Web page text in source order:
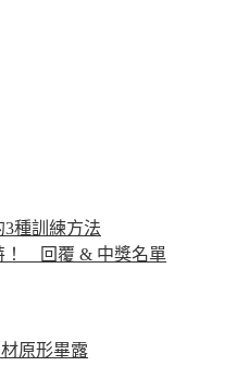
種訓練方法
！ 回覆 & 中獎名單